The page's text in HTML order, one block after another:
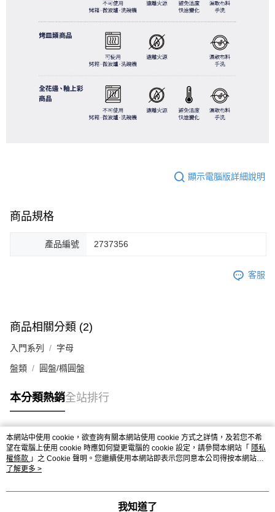
顯示電腦版詳細說明
商品規格
產品編號 2737356
客服
商品相關分類 (2)
入門系列 字母
盤類 圓盤/橢圓盤
本分類熱銷全站排行
熱門標籤
本網站中使用 cookie，欲查詢有關本網站使用 cookie 方式之詳情，及若您不希
望在電腦上使用 cookie 時應如何變更電腦的 cookie 設定，請參閱本網站「 隱私
權條款 」之 Cookie 聲明。您繼續使用本網站即表示您同意本公司得按本網站使
用條款之 Cookie 聲明使用 cookie。
了解更多 >
我知道了